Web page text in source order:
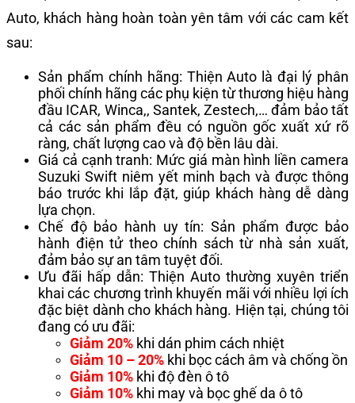
Auto, khách hàng hoàn toàn yên tâm với các cam kết
sau:
Sản phẩm chính hãng: Thiện Auto là đại lý phân
phối chính hãng các phụ kiện từ thương hiệu hàng
đầu ICAR, Winca,, Santek, Zestech,… đảm bảo tất
cả các sản phẩm đều có nguồn gốc xuất xứ rõ
ràng, chất lượng cao và độ bền lâu dài.
Giá cả cạnh tranh: Mức giá màn hình liền camera
Suzuki Swift niêm yết minh bạch và được thông
báo trước khi lắp đặt, giúp khách hàng dễ dàng
lựa chọn.
Chế độ bảo hành uy tín: Sản phẩm được bảo
hành điện tử theo chính sách từ nhà sản xuất,
đảm bảo sự an tâm tuyệt đối.
Ưu đãi hấp dẫn: Thiện Auto thường xuyên triển
khai các chương trình khuyến mãi với nhiều lợi ích
đặc biệt dành cho khách hàng. Hiện tại, chúng tôi
đang có ưu đãi:
Giảm 20% khi dán phim cách nhiệt
Giảm 10 – 20% khi bọc cách âm và chống ồn
Giảm 10% khi độ đèn ô tô
Giảm 10% khi may và bọc ghế da ô tô